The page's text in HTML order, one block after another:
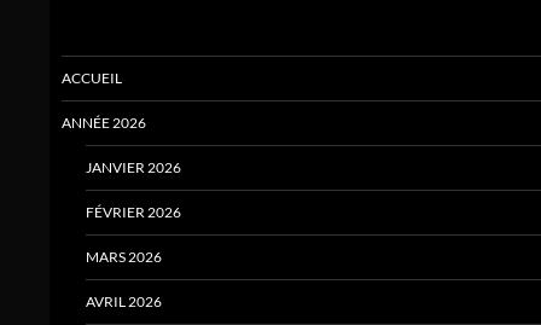
ACCUEIL
ANNÉE 2026
JANVIER 2026
FÉVRIER 2026
MARS 2026
AVRIL 2026